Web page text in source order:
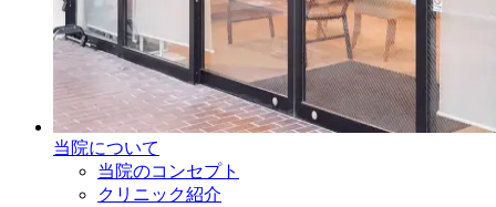
当院について
当院のコンセプト
クリニック紹介